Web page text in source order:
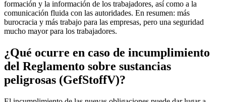
formación y la información de los trabajadores, así como a la
comunicación fluida con las autoridades. En resumen: más
burocracia y más trabajo para las empresas, pero una seguridad
mucho mayor para los trabajadores.
¿Qué ocurre en caso de incumplimiento
del Reglamento sobre sustancias
peligrosas (GefStoffV)?